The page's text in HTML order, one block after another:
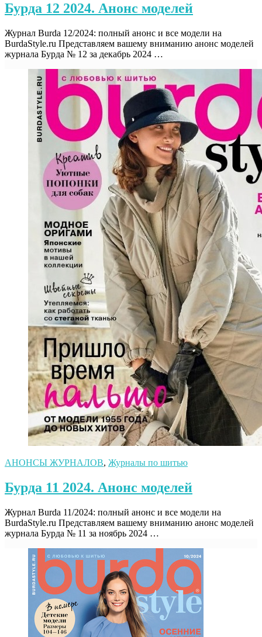
Бурда 12 2024. Анонс моделей
Журнал Burda 12/2024: полный анонс и все модели на
BurdaStyle.ru Представляем вашему вниманию анонс моделей
журнала Бурда № 12 за декабрь 2024 …
АНОНСЫ ЖУРНАЛОВ, Журналы по шитью
Бурда 11 2024. Анонс моделей
Журнал Burda 11/2024: полный анонс и все модели на
BurdaStyle.ru Представляем вашему вниманию анонс моделей
журнала Бурда № 11 за ноябрь 2024 …